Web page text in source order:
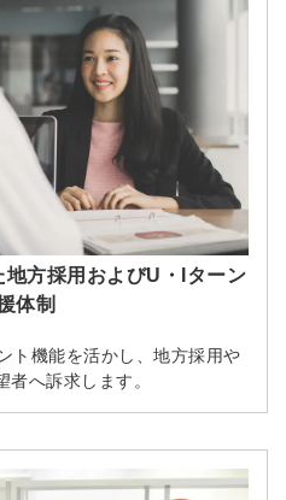
方採用およびU・Iターン
体制
ト機能を活かし、地方採用や
へ訴求します。